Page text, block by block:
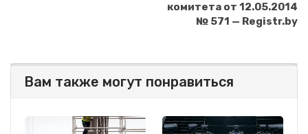
комитета от 12.05.2014
№ 571 — Registr.by
Вам также могут понравиться